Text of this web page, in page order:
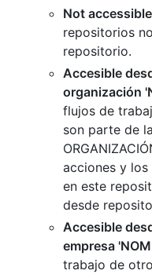
Not accessible
repositorios
repositorio.
Accesible
organización
flujos de
son parte de
acciones y
en este
desde
Accesible
empresa
trabajo de